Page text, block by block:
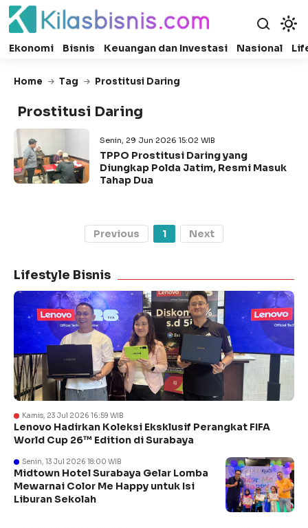
Ekonomi Bisnis Keuangan dan Investasi Nasional
Home Tag Prostitusi Daring
Prostitusi Daring
Senin, 29 Jun 2026 15:02 WIB
TPPO Prostitusi Daring yang
Diungkap Polda Jatim, Resmi Masuk
Tahap Dua
Previous 1 Next
Lifestyle Bisnis
Kamis, 23 Jul 2026 16:59 WIB
Lenovo Hadirkan Koleksi Eksklusif Perangkat FIFA
World Cup 26™ Edition di Surabaya
Senin, 13 Jul 2026 18:00 WIB
Midtown Hotel Surabaya Gelar Lomba
Mewarnai Color Me Happy untuk Isi
Liburan Sekolah